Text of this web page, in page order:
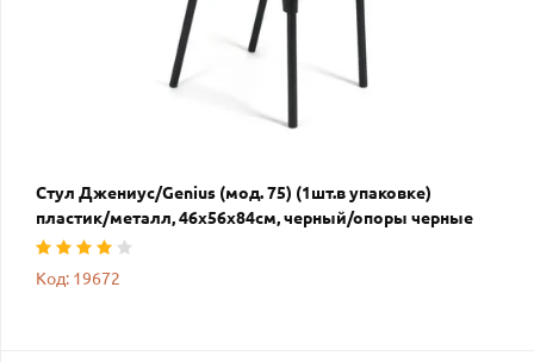
Стул Джениус/Genius (мод. 75) (1шт.в упаковке)
пластик/металл, 46x56x84cм, черный/опоры черные
Код: 19672